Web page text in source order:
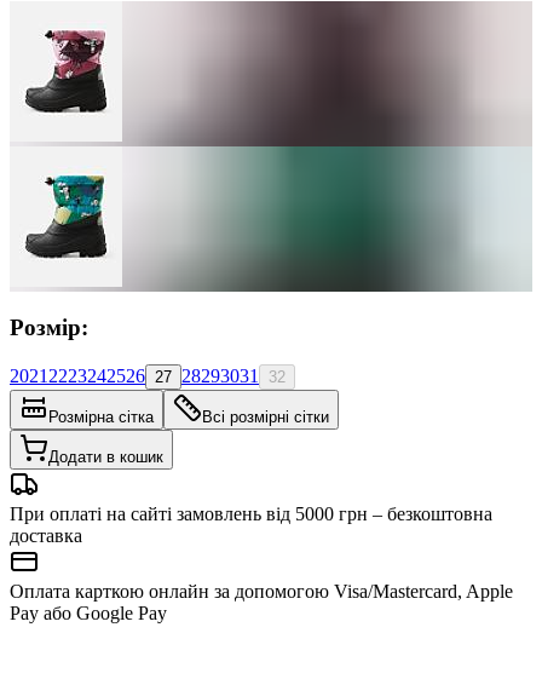
Розмір:
2021 2223242526 27 28293031 32
Розмірна сітка Всі розмірні сітки
Додати в кошик
При оплаті на сайті замовлень від 5000 грн – безкоштовна
доставка
Оплата карткою онлайн за допомогою Visa/Mastercard, Apple
Pay або Google Pay